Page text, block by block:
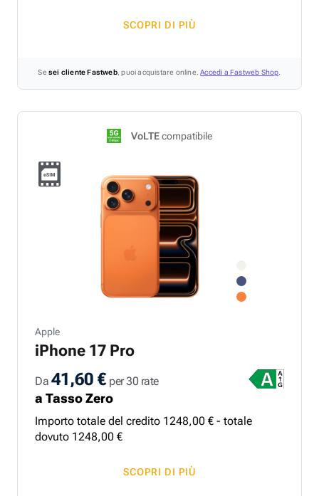
SCOPRI DI PIÙ
Sesei cliente Fastweb, puoi acquistare online.Accedi a Fastweb Shop
VoLTEcompatibile
Apple
iPhone 17 Pro
Da 41,60 €per 30 rate
a Tasso Zero
Importo totale del credito 1248,00 € - totale
dovuto 1248,00 €
SCOPRI DI PIÙ